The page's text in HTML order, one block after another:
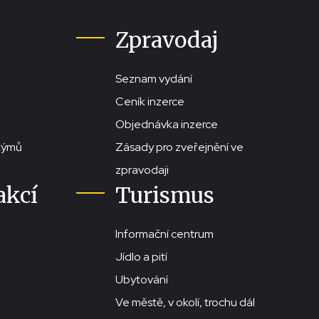
Zpravodaj
Seznam vydání
Ceník inzerce
Objednávka inzerce
Zásady pro zveřejnění ve
zpravodaji
Turismus
Informační centrum
Jídlo a pití
Ubytování
Ve městě, v okolí, trochu dál